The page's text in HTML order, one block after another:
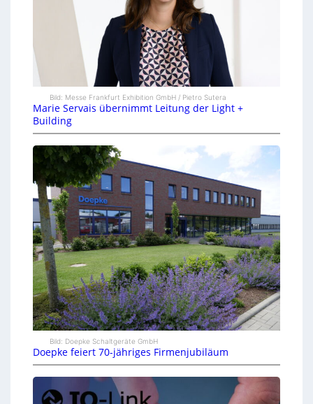
Bild: Messe Frankfurt Exhibition GmbH / Pietro Sutera
Marie Servais übernimmt Leitung der Light +
Building
Bild: Doepke Schaltgeräte GmbH
Doepke feiert 70-jähriges Firmenjubiläum